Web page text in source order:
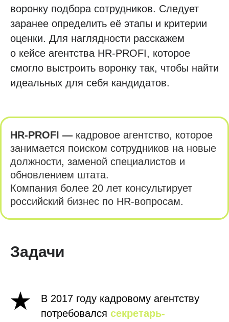
воронку подбора сотрудников. Следует
заранее определить её этапы и критерии
оценки. Для наглядности расскажем
о кейсе агентства HR-PROFI, которое
смогло выстроить воронку так, чтобы найти
идеальных для себя кандидатов.
HR-PROFI — кадровое агентство, которое
занимается поиском сотрудников на новые
должности, заменой специалистов и
обновлением штата.
Компания более 20 лет консультирует
российский бизнес по HR-вопросам.
Задачи
В 2017 году кадровому агентству
потребовался секретарь-